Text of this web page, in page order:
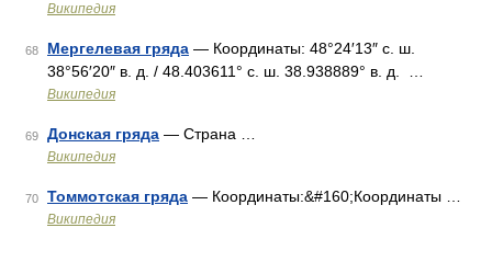
Википедия
68 Мергелевая гряда — Координаты: 48°24′13″ с. ш.
38°56′20″ в. д. / 48.403611° с. ш. 38.938889° в. д. …
Википедия
69 Донская гряда — Страна …
Википедия
70 Томмотская гряда — Координаты:&#160;Координаты …
Википедия